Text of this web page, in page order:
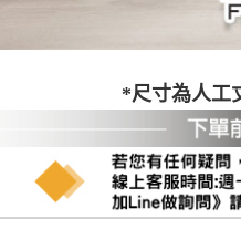
*尺寸為人工